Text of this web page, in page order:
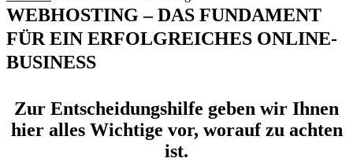
WEBHOSTING – DAS FUNDAMENT
FÜR EIN ERFOLGREICHES ONLINE-
BUSINESS
Zur Entscheidungshilfe geben wir Ihnen
hier alles Wichtige vor, worauf zu achten
ist.